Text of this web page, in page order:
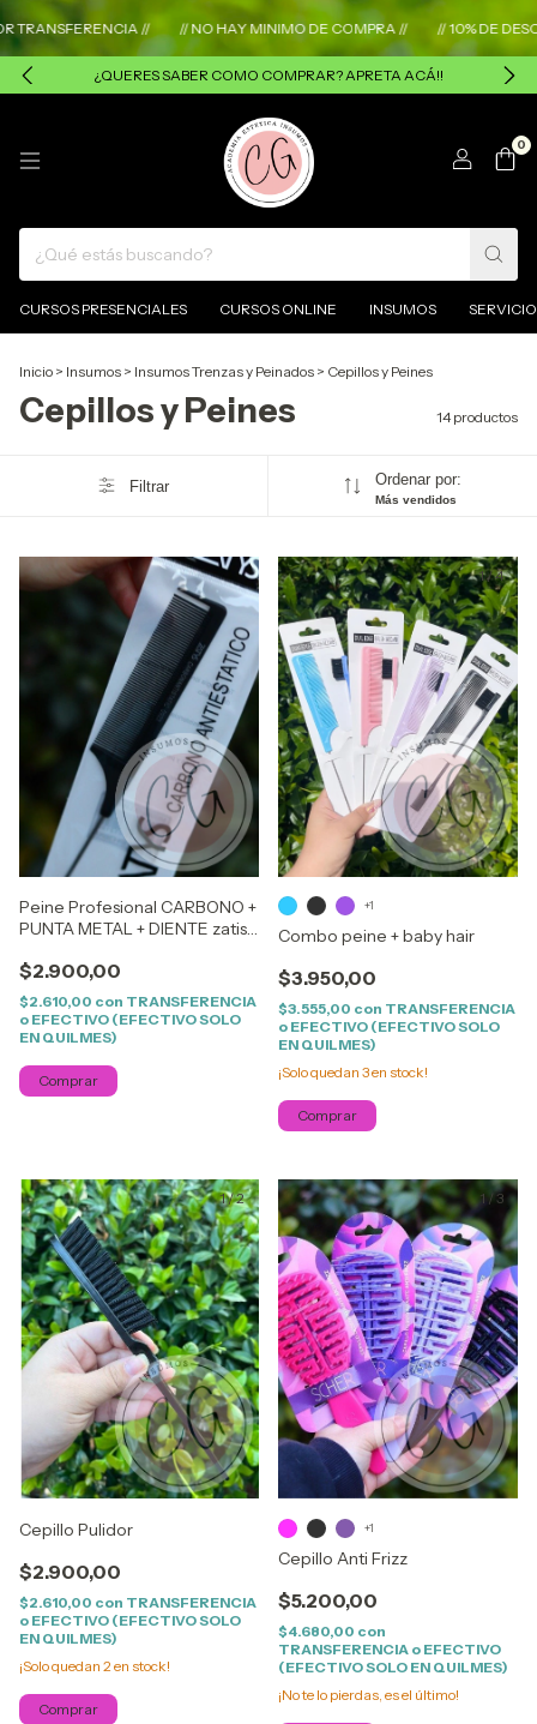
// // NO HAY MINIMO DE COMPRA // // 10% DE
¿QUERES SABER COMO COMPRAR? APRETA ACÁ!!
0
CURSOS PRESENCIALES CURSOS ONLINE INSUMOS
Inicio > Insumos > Insumos Trenzas y Peinados > Cepillos y Peines
Cepillos y Peines 14 productos
Filtrar Ordenar por:
Más vendidos
Peine Profesional CARBONO +
PUNTA METAL + DIENTE zatis
$2.900,00
$2.610,00 con TRANSFERENCIA
o EFECTIVO (EFECTIVO SOLO
EN QUILMES)
1/4
Combo peine + baby hair
$3.950,00
$3.555,00 con TRANSFERENCIA
o EFECTIVO (EFECTIVO SOLO
EN QUILMES)
¡Solo quedan 3en stock!
+1
Comprar
1/2
Cepillo Pulidor
$2.900,00
$2.610,00 con TRANSFERENCIA
o EFECTIVO (EFECTIVO SOLO
EN QUILMES)
¡Solo quedan 2 en stock!
1/ 3
Cepillo Anti Frizz
$5.200,00
$4.680,00 con
TRANSFERENCIA o EFECTIVO
(EFECTIVO SOLO EN QUILMES)
¡No te lo pierdas, es el último!
+1